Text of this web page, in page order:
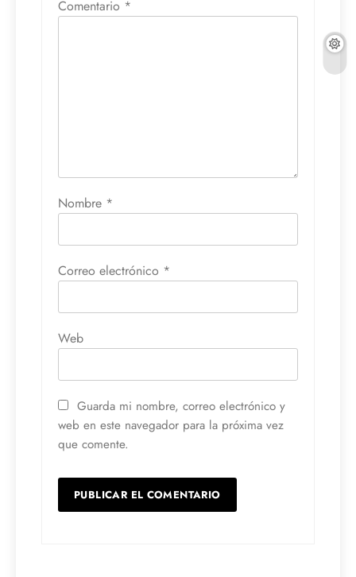
Comentario *
Nombre *
Correo electrónico *
Web
Guarda mi nombre, correo electrónico y
web en este navegador para la próxima vez
que comente.